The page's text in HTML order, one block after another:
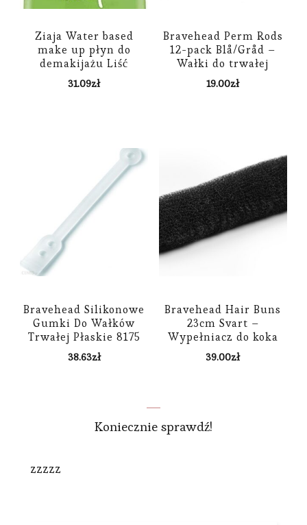
Ziaja Water based
make up płyn do
demakijażu Liść
Oliwny 120 ml
31.09zł
Bravehead Perm Rods
12-pack Blå/Gråd –
Wałki do trwałej
ondulacji Blå/Grå
19.00zł
Bravehead Silikonowe
Gumki Do Wałków
Trwałej Płaskie 8175
38.63zł
Bravehead Hair Buns
23cm Svart –
Wypełniacz do koka
39.00zł
Koniecznie sprawdź!
zzzzz